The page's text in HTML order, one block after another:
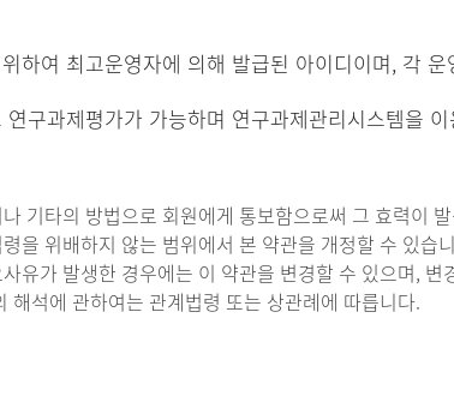
하여 최고운영자에 의해 발급된 아이디이며, 각
구과제평가가 가능하며 연구과제관리시스템을
기타의 방법으로 회원에게 통보함으로써 그 효력이
을 위배하지 않는 범위에서 본 약관을 개정할 수 있습
유가 발생한 경우에는 이 약관을 변경할 수 있으며,
석에 관하여는 관계법령 또는 상관례에 따릅니다.